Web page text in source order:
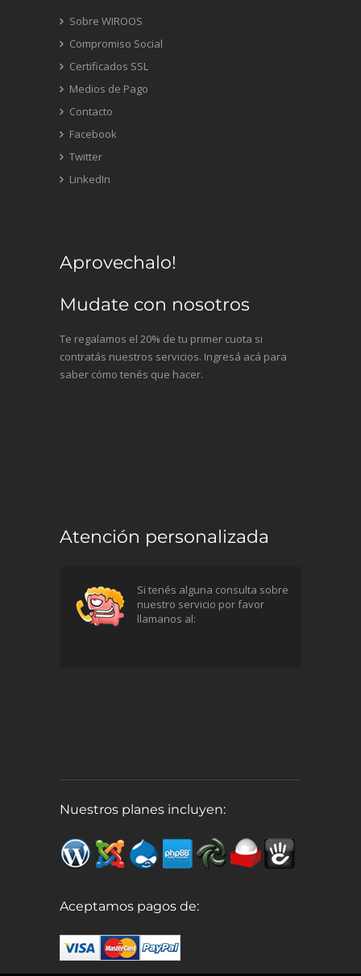
Sobre WIROOS
Compromiso Social
Certificados SSL
Medios de Pago
Contacto
Facebook
Twitter
LinkedIn
Aprovechalo!
Mudate con nosotros
Te regalamos el 20% de tu primer cuota si
contratás nuestros servicios. Ingresá acá para
saber cómo tenés que hacer.
Atención personalizada
Si tenés alguna consulta sobre
nuestro servicio por favor
llamanos al:
Nuestros planes incluyen:
Aceptamos pagos de: